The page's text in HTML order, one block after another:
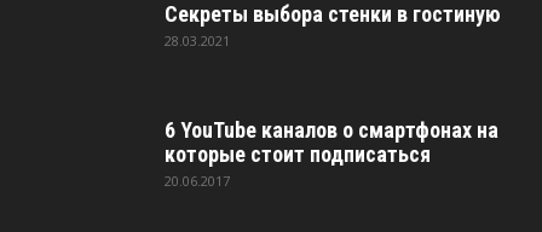
Секреты выбора стенки в гостиную
28.03.2021
6 YouTube каналов о смартфонах на
которые стоит подписаться
20.06.2017